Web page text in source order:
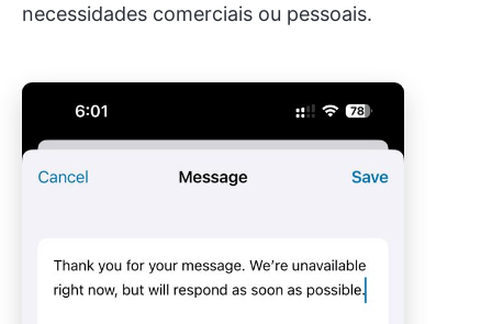
necessidades comerciais ou pessoais.